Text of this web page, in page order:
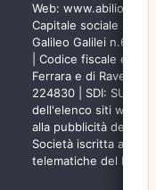
Web: www.abilio.com
Capitale sociale [i.v.]
Galileo Galilei n.6,
| Codice fiscale e Nr.
Ferrara e di Ravenna:
224830 | SDI:
dell'elenco siti web
alla pubblicità delle
Società iscritta al
telematiche del